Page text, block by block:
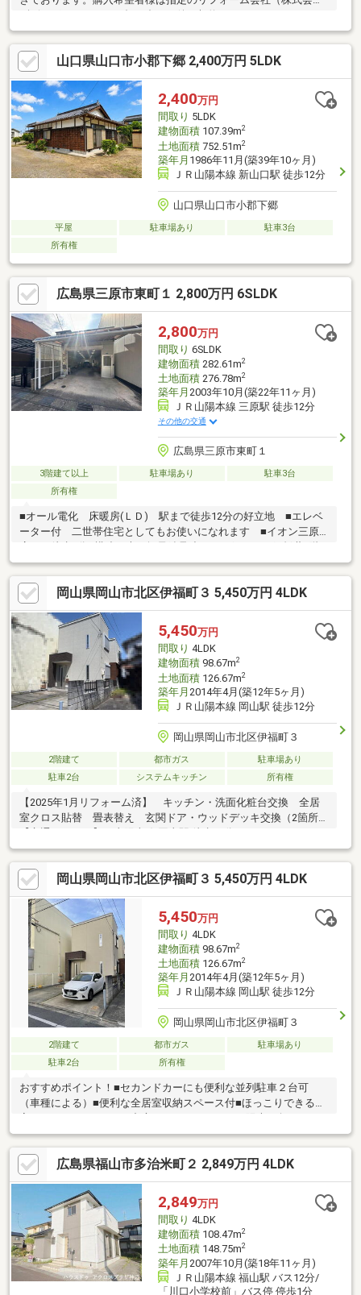
ム箇所の増減も可能でございます。表記の価格２０５０万円はリ
フォーム代を含めた価格です。
山口県山口市小郡下郷 2,400万円 5LDK
2,400万円
間取り 5LDK
建物面積107.39m2
土地面積752.51m2
築年月 1986年11月(築39年10ヶ月)
ＪＲ山陽本線 新山口駅 徒歩12分
山口県山口市小郡下郷
平屋 駐車場あり
駐車3台
所有権
広島県三原市東町１ 2,800万円 6SLDK
2,800万円
間取り 6SLDK
建物面積282.61m2
土地面積276.78m2
築年月 2003年10月(築22年11ヶ月)
ＪＲ山陽本線 三原駅 徒歩12分
その他の交通
広島県三原市東町１
3階建て以上 駐車場あり
駐車3台
所有権
■オール電化 床暖房(ＬＤ) 駅まで徒歩12分の好立地 ■エレベ
ーター付 二世帯住宅としてもお使いになれます ■イオン三原
建■別途、東町三丁目346-9(駐車場 43.97㎡)付 ■3台中2台賃貸中
(軽1台空有) ■食洗機故障の可能性 間口：約4ｍ
岡山県岡山市北区伊福町３ 5,450万円 4LDK
5,450万円
間取り 4LDK
建物面積98.67m2
土地面積126.67m2
築年月 2014年4月(築12年5ヶ月)
ＪＲ山陽本線 岡山駅 徒歩12分
岡山県岡山市北区伊福町３
2階建て 都市ガス
駐車場あり
駐車2台
システムキッチン 所有権
【2025年1月リフォーム済】 キッチン・洗面化粧台交換 全居
室クロス貼替 畳表替え 玄関ドア・ウッドデッキ交換（2箇所）
＝＝＝＝＝＝＝＝＝＝＝＝＝＝＝＝＝＝＝＝＝＝＝【周辺施
設】 パークス伊福店まで480m 徒歩6分 ローソン岡山岡工前店
まで220m 徒歩3分 岡山市立伊島小学校まで1100m 徒歩14分＝＝
＝＝＝＝＝＝＝＝＝＝＝＝＝＝＝＝＝＝＝＝＝＝＝＝＝＝＝＝＝
＝どんな些細なご質問でも担当：米田までお気軽にお問合せくだ
さい♪（通話無料：0120-086-237）
岡山県岡山市北区伊福町３ 5,450万円 4LDK
5,450万円
間取り 4LDK
建物面積98.67m2
土地面積126.67m2
築年月 2014年4月(築12年5ヶ月)
ＪＲ山陽本線 岡山駅 徒歩12分
岡山県岡山市北区伊福町３
2階建て 都市ガス
駐車場あり
駐車2台
所有権
おすすめポイント！■セカンドカーにも便利な並列駐車２台可
（車種による）■便利な全居室収納スペース付■ほっこりできる和
明るい住まい周辺環境●岡山済生会外来センター病院まで約370ｍ
（徒歩5分）●ローソン岡山岡工前店まで約180ｍ（徒歩3分）●岡
山伊福町郵便局まで約130ｍ（徒歩2分）●中国銀行奉還町支店ま
で約160ｍ（徒歩2分）●パークス伊福店まで約440ｍ（徒歩6分）
広島県福山市多治米町２ 2,849万円 4LDK
2,849万円
間取り 4LDK
建物面積108.47m2
土地面積148.75m2
築年月 2007年10月(築18年11ヶ月)
ＪＲ山陽本線 福山駅 バス12分/
「川口小学校前」バス停 停歩1分